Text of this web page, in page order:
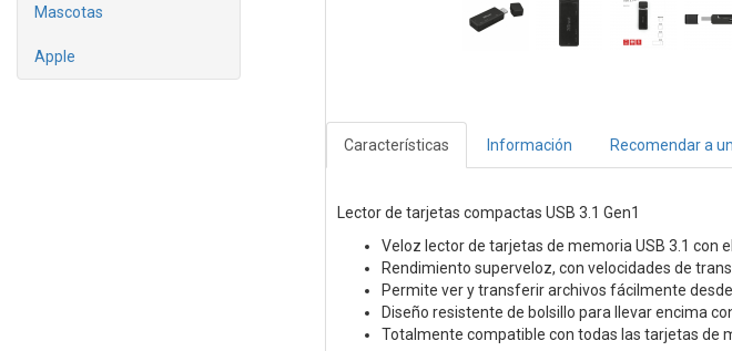
Mascotas
Apple
Características Información Recomendar a
Lector de tarjetas compactas USB 3.1 Gen1
Veloz lector de tarjetas de memoria USB 3.1 con
Rendimiento superveloz, con velocidades de
Permite ver y transferir archivos fácilmente
Diseño resistente de bolsillo para llevar encima
Totalmente compatible con todas las tarjetas de